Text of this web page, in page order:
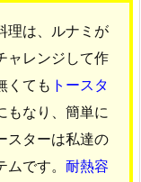
理は、ルナミが
ャレンジして作
くても トースタ
もなり、簡単に
スターは私達の
です。 耐熱容